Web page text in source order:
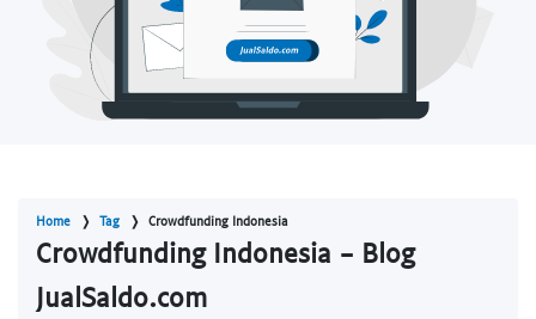
Home Tag Crowdfunding Indonesia
Crowdfunding Indonesia - Blog
JualSaldo.com